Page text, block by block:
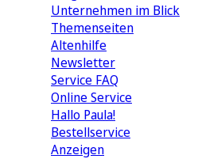
Unternehmen im Blick
Themenseiten
Altenhilfe
Newsletter
Service FAQ
Online Service
Hallo Paula!
Bestellservice
Anzeigen